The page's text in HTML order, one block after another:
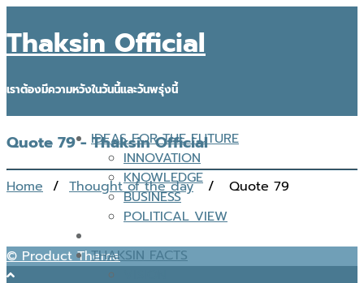
Thaksin Official
เราต้องมีความหวังในวันนี้และวันพรุ่งนี้
IDEAS FOR THE FUTURE
INNOVATION
KNOWLEDGE
BUSINESS
POLITICAL VIEW
THAKSIN FACTS
Quote 79 - Thaksin Official
Home / Thought of the day/ Quote 79
© Product Theme